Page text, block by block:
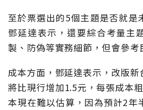
至於票選出的5個主題是否就是
鄧延達表示，還要綜合考量主
製、防偽等實務細節，但會參考
成本方面，鄧延達表示，改版新
將比現行增加1.5元，每張成本
本現在難以估算，因為預計2年